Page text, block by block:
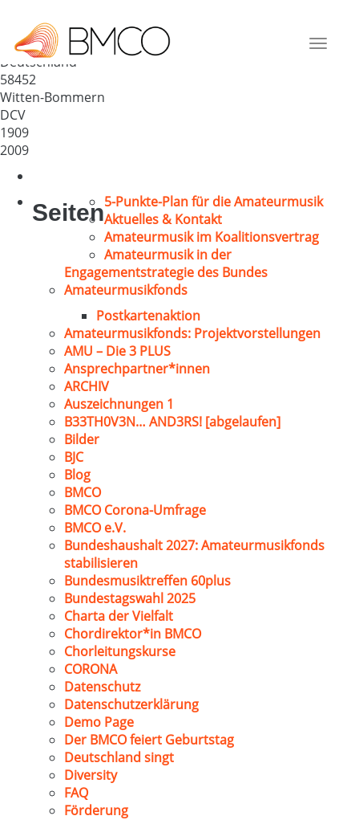
Toggle
„Lyra“ 1909 e.V.
Deutschland
58452
Witten-Bommern
DCV
1909
2009
Seiten5-Punkte-Plan für die Amateurmusik
Aktuelles & Kontakt
Amateurmusik im Koalitionsvertrag
Amateurmusik in der
Engagementstrategie des Bundes
Amateurmusikfonds
Postkartenaktion
Amateurmusikfonds: Projektvorstellungen
AMU – Die 3 PLUS
Ansprechpartner*innen
ARCHIV
Auszeichnungen 1
B33TH0V3N… AND3RS! [abgelaufen]
Bilder
BJC
Blog
BMCO
BMCO Corona-Umfrage
BMCO e.V.
Bundeshaushalt 2027: Amateurmusikfonds
stabilisieren
Bundesmusiktreffen 60plus
Bundestagswahl 2025
Charta der Vielfalt
Chordirektor*in BMCO
Chorleitungskurse
CORONA
Datenschutz
Datenschutzerklärung
Demo Page
Der BMCO feiert Geburtstag
Deutschland singt
Diversity
FAQ
Förderung